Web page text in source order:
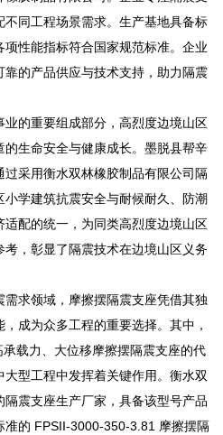
同工程场景需求。生产基地具备标
性能指标符合国家规范标准。企业
的产品供应与技术支持，助力隔震
的重要组成部分，高烈度边境山区
生命安全与健康成长。墨脱县帮辛
采用衡水双林橡胶制品有限公司隔
学建筑抗震安全与耐候耐久、防潮
配的统一，为同类高烈度边境山区
，彰显了隔震技术在边境山区义务
求领域，摩擦摆隔震支座凭借其独
成为众多工程的重要选择。其中，
载力、大位移摩擦摆隔震支座的代
型工程中发挥着关键作用。衡水双
震支座生产厂家，具备该型号产品
准的 FPSII-3000-350-3.81 摩擦摆隔